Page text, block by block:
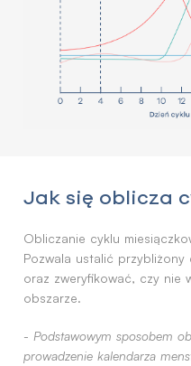
Jak się oblicza
Obliczanie cyklu
Pozwala ustalić przybliżony
oraz zweryfikować, czy nie
obszarze.
- Podstawowym sposobem
prowadzenie kalendarza